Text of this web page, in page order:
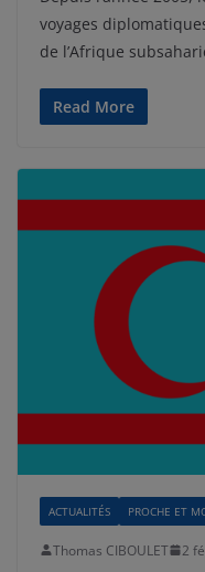
voyages
de l’Afrique
Read More
ACTUALITÉS PROCHE ET
Thomas CIBOULET 2